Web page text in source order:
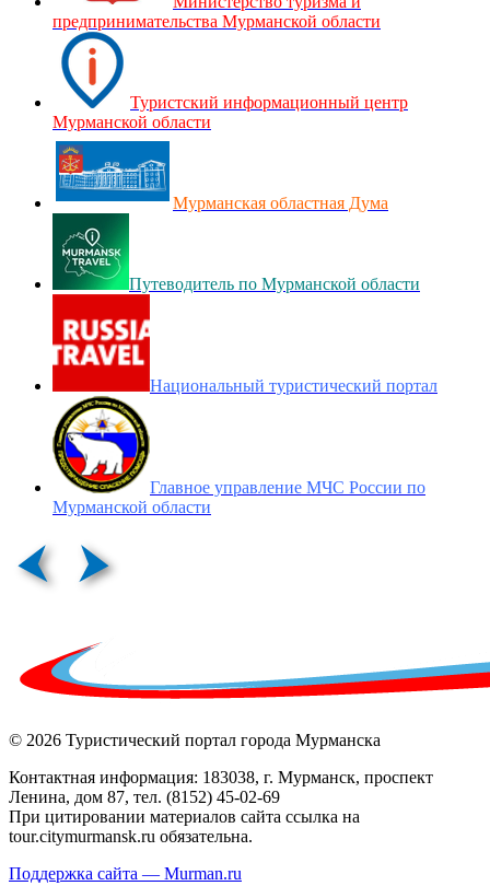
предпринимательства Мурманской области
Туристский информационный центр
Мурманской области
Мурманская областная Дума
Путеводитель по Мурманской области
Национальный туристический портал
Главное управление МЧС России по
Мурманской области
© 2026 Туристический портал города Мурманска
Контактная информация: 183038, г. Мурманск, проспект
Ленина, дом 87, тел. (8152) 45-02-69
При цитировании материалов сайта ссылка на
tour.citymurmansk.ru обязательна.
Поддержка сайта — Murman.ru